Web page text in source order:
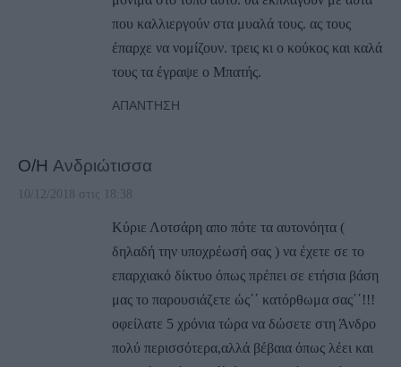
που καλλιεργούν στα μυαλά τους. ας τους
έπαρχε να νομίζουν. τρεις κι ο κούκος και καλά
τους τα έγραψε ο Μπατής.
ΑΠΆΝΤΗΣΗ
Ο/Η Ανδριώτισσα
10/12/2018 στις 18:38
Κύριε Λοτσάρη απο πότε τα αυτονόητα (
δηλαδή την υποχρέωσή σας ) να έχετε σε το
επαρχιακό δίκτυο όπως πρέπει σε ετήσια βάση
μας το παρουσιάζετε ώς΄΄ κατόρθωμα σας΄΄!!!
οφείλατε 5 χρόνια τώρα να δώσετε στη Άνδρο
πολύ περισσότερα,αλλά βέβαια όπως λέει και